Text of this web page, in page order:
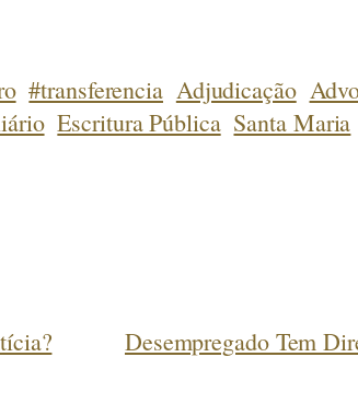
#transferencia Adjudicação
Escritura Pública Santa Maria
Desempregado Tem